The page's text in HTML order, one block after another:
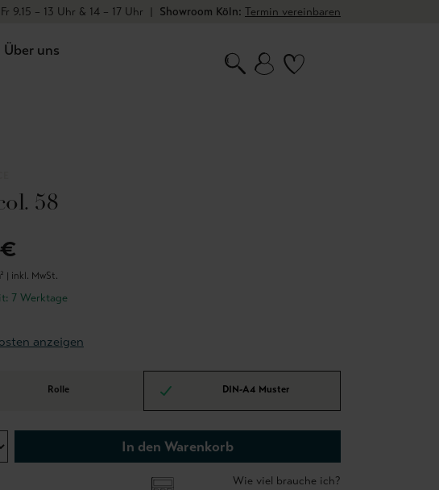
9.15 – 13 Uhr & 14 – 17 Uhr | Showroom Köln: Termin vereinbaren
Über uns
58
| inkl. MwSt.
7 Werktage
anzeigen
Rolle DIN-A4 Muster
In den Warenkorb
Wie viel brauche ich?